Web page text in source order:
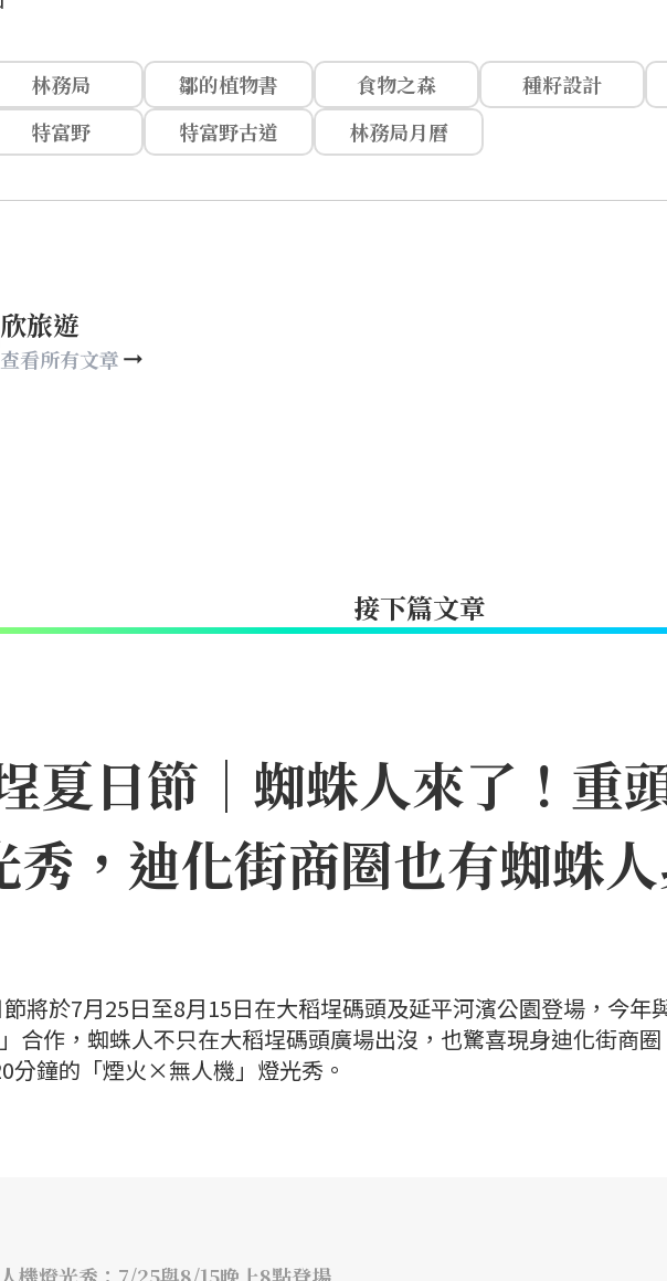
林務局 鄒的植物書 食物之森
種籽設計
特富野 特富野古道 林務局月曆
欣旅遊
查看所有文章
接下篇文章
夏日節｜蜘蛛人來了！重
秀，迪化街商圈也有蜘蛛
將於7月25日至8月15日在大稻埕碼頭及延平河濱公園登場，今年
合作，蜘蛛人不只在大稻埕碼頭廣場出沒，也驚喜現身迪化街商
分鐘的「煙火×無人機」燈光秀。